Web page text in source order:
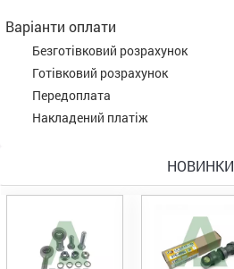
Варіанти оплати
Безготівковий розрахунок
Готівковий розрахунок
Передоплата
Накладений платіж
НОВИНКИ